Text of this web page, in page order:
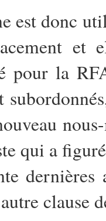
est donc
et
pour la
qui a
clause